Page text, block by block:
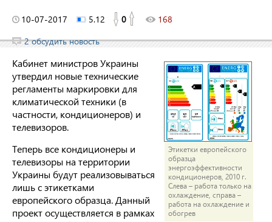
10-07-2017 5.12 0
168
2 обсудить новость
Этикетки европейского
образца
энергоэффективности
кондиционеров, 2010 г.
Слева – работа только на
охлаждение, справа –
работа на охлаждение и
обогрев
Кабинет министров Украины
утвердил новые технические
регламенты маркировки для
климатической техники (в
частности, кондиционеров) и
телевизоров.
Теперь все кондиционеры и
телевизоры на территории
Украины будут реализовываться
лишь с этикетками
европейского образца. Данный
проект осуществляется в рамках